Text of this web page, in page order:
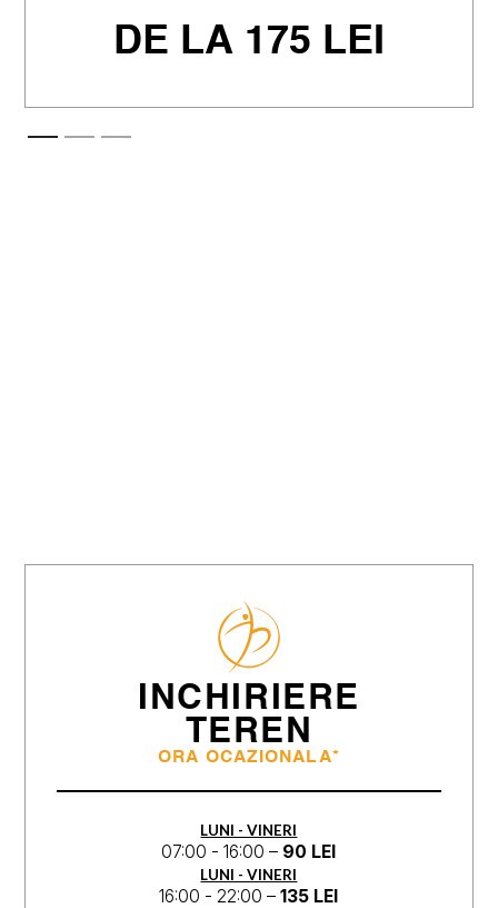
DE LA 175 LEI
INCHIRIERE
TEREN
ORA OCAZIONALA*
LUNI - VINERI
07:00 - 16:00 – 90 LEI
LUNI - VINERI
16:00 - 22:00 –135 LEI